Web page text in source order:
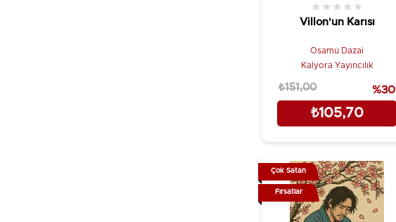
Villon'un Karısı
★ ★ ★ ★ ★
Osamu Dazai
Kalyora Yayıncılık
₺105,70
₺151,00 %30
Çok Satan
Fırsatlar